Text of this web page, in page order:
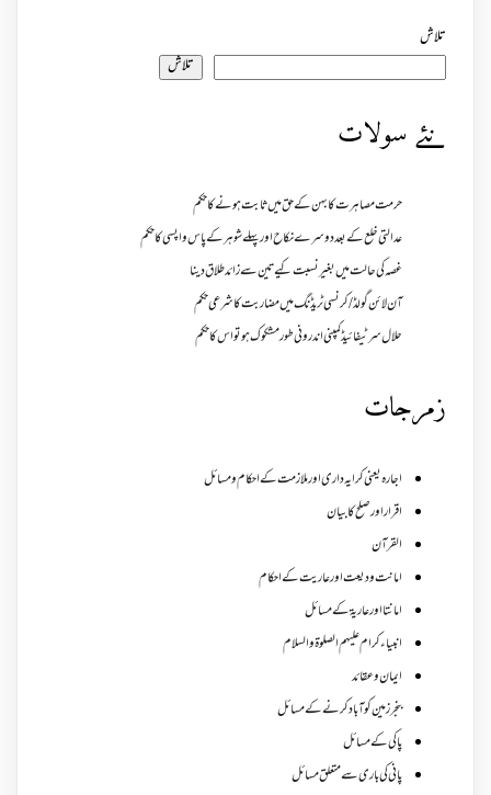
تلاش
تلاش
نئے سولات
حرمت مصاہرت کا بہن کے حق میں ثابت ہونے کا حکم
عدالتی خلع کے بعد دوسرے نکاح اور پہلے شوہر کے پاس واپسی کا حکم
غصہ کی حالت میں بغیر نسبت کیے تین سے زائد طلاق دینا
آن لائن گولڈ /کرنسی ٹریڈنگ میں مضاربت کا شرعی حکم
حلال سرٹیفائیڈ کمپنی اندرونی طور مشکوک ہو تو اس کا حکم
زمرجات
اجارہ یعنی کرایہ داری اور ملازمت کے احکام و مسائل
اقرار اور صلح کا بیان
القرآن
امانت ودیعت اورعاریت کے احکام
امانتا اور عاریة کے مسائل
انبیاء کرام علیہم الصلوۃ والسلام
ایمان وعقائد
بنجر زمین کو آباد کرنے کے مسائل
پاکی کے مسائل
پانی کی باری سے متعلق مسائل